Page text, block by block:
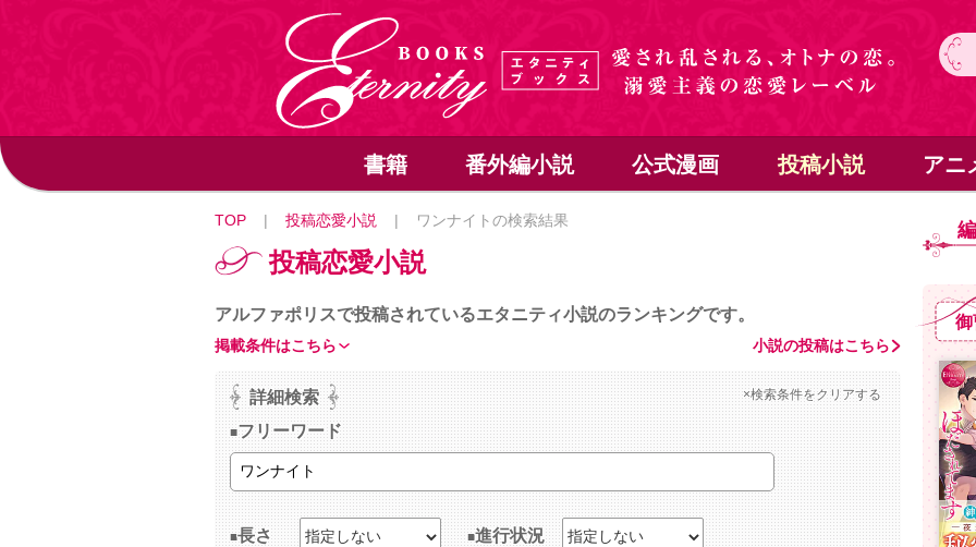
書籍 番外編小説 公式漫画 投稿小説 アニ
TOP | 投稿恋愛小説 | ワンナイトの検索結果
投稿恋愛小説
アルファポリスで投稿されているエタニティ小説のランキングです。
小説の投稿はこちら
掲載条件はこちら
詳細検索 ×検索条件をクリアする
フリーワード
長さ 進行状況